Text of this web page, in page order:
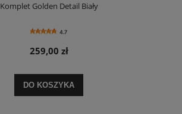
Komplet Golden Detail Biały
4.7
259,00 zł
DO KOSZYKA